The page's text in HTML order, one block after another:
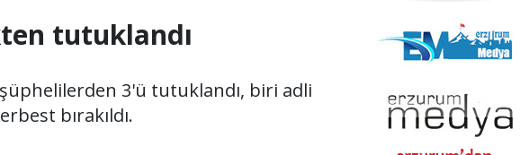
tutuklandı
3'ü tutuklandı, biri adli
bırakıldı.